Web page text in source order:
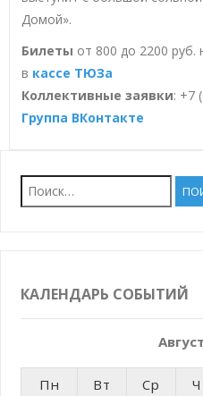
Домой».
Билеты от 800 до 2200 руб.
в кассе ТЮЗа
Коллективные заявки: +7
Группа ВКонтакте
Найти:
КАЛЕНДАРЬ СОБЫТИЙ
Пн Вт Ср